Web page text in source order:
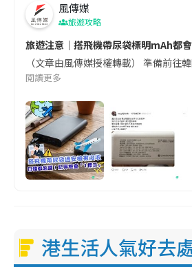
風傳媒
旅遊攻略
旅遊注意｜搭飛機帶尿袋標明mAh都
（文章由風傳媒授權轉載） 準備前
閱讀更多
港生活人氣好去